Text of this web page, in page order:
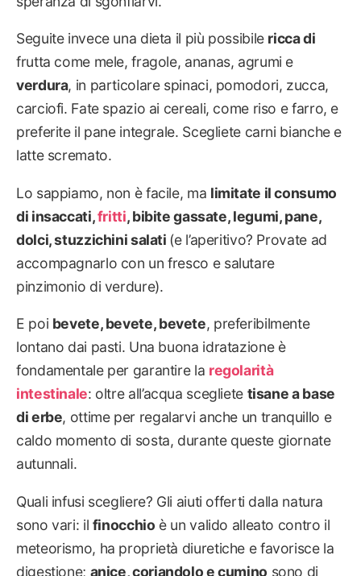
Seguite invece una dieta il più possibile ricca di
frutta come mele, fragole, ananas, agrumi e
verdura, in particolare spinaci, pomodori, zucca,
carciofi. Fate spazio ai cereali, come riso e farro, e
preferite il pane integrale. Scegliete carni bianche e
latte scremato.
Lo sappiamo, non è facile, ma limitate il consumo
di insaccati,fritti,bibite gassate, legumi, pane,
dolci, stuzzichini salati (e l’aperitivo? Provate ad
accompagnarlo con un fresco e salutare
pinzimonio di verdure).
E poi bevete, bevete, bevete, preferibilmente
lontano dai pasti. Una buona idratazione è
fondamentale per garantire la regolarità
intestinale: oltre all’acqua scegliete tisanea base
di erbe, ottime per regalarvi anche un tranquillo e
caldo momento di sosta, durante queste giornate
autunnali.
Quali infusi scegliere? Gli aiuti offerti dalla natura
sono vari: il finocchio è un valido alleato contro il
meteorismo, ha proprietà diuretiche e favorisce la
digestione; anice, coriandolo e cumino sono di